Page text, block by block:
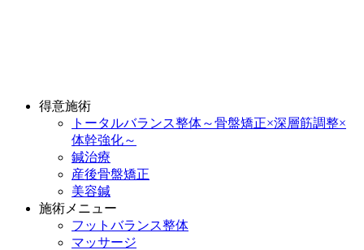
得意施術
トータルバランス整体～骨盤矯正×深層筋調整×
体幹強化～
鍼治療
産後骨盤矯正
美容鍼
施術メニュー
フットバランス整体
マッサージ